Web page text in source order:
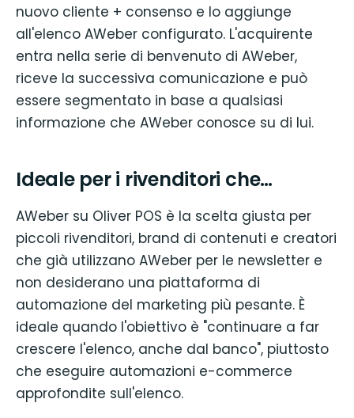
nuovo cliente + consenso e lo aggiunge
all'elenco AWeber configurato. L'acquirente
entra nella serie di benvenuto di AWeber,
riceve la successiva comunicazione e può
essere segmentato in base a qualsiasi
informazione che AWeber conosce su di lui.
Ideale per i rivenditori che…
AWeber su Oliver POS è la scelta giusta per
piccoli rivenditori, brand di contenuti e creatori
che già utilizzano AWeber per le newsletter e
non desiderano una piattaforma di
automazione del marketing più pesante. È
ideale quando l'obiettivo è "continuare a far
crescere l'elenco, anche dal banco", piuttosto
che eseguire automazioni e-commerce
approfondite sull'elenco.